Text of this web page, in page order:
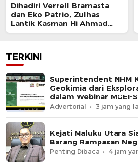
Dihadiri Verrell Bramasta
dan Eko Patrio, Zulhas
Lantik Kasman Hi Ahmad
Jadi Ketua PAN Maluku
TERKINI
Superintendent NHM
Geokimia dari
dalam Webinar MGEI-
Advertorial 3 jam yang
Kejati Maluku Utara
Barang Rampasan
Penting Dibaca 4 jam